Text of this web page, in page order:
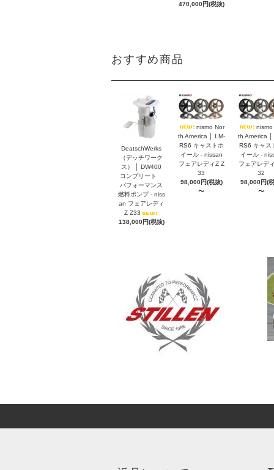
470,000円(税抜)
おすすめ商品
DeatschWerks
（デッチワーク
ス） │ DW400
コンプリート
パフォーマンス
燃料ポンプ - niss
an フェアレディ
Z Z33
138,000円(税抜)
nismo Nor
th America │ LM-
RS6 キャストホ
イール - nissan
フェアレディZ Z
33
98,000円(税抜)
〜
nismo
th America │
RS6 キャス
イール -
フェアレデ
32
98,000円(
〜